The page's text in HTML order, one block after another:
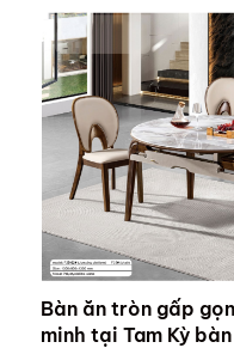
Bàn ăn tròn gấp
minh tại Tam Kỳ